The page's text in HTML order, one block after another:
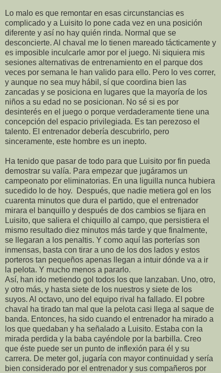
Lo malo es que remontar en esas circunstancias es
complicado y a Luisito lo pone cada vez en una posición
diferente y así no hay quién rinda. Normal que se
desconcierte. Al chaval me lo tienen mareado tácticamente y
es imposible inculcarle amor por el juego. Ni siquiera mis
sesiones alternativas de entrenamiento en el parque dos
veces por semana le han valido para ello. Pero lo ves correr,
y aunque no sea muy hábil, sí que coordina bien las
zancadas y se posiciona en lugares que la mayoría de los
niños a su edad no se posicionan. No sé si es por
desinterés en el juego o porque verdaderamente tiene una
concepción del espacio privilegiada. Es tan perezoso el
talento. El entrenador debería descubrirlo, pero
sinceramente, este hombre es un inepto.
Ha tenido que pasar de todo para que Luisito por fin pueda
demostrar su valía. Para empezar que jugáramos un
campeonato por eliminatorias. En una liguilla nunca hubiera
sucedido lo de hoy.
Después, que nadie metiera gol en los
cuarenta minutos que dura el partido, que el entrenador
mirara el banquillo y después de dos cambios se fijara en
Luisito, que saliera el chiquillo al campo, que persistiera el
mismo resultado diez minutos más tarde y que finalmente,
se llegaran a los penaltis. Y como aquí las porterías son
inmensas, basta con tirar a uno de los dos lados y estos
porteros tan pequeños apenas llegan a intuir dónde va a ir
la pelota. Y mucho menos a pararlo.
Así, han ido metiendo gol todos los que lanzaban. Uno, otro,
y otro más, y hasta siete de los nuestros y siete de los
suyos. Al octavo, uno del equipo rival ha fallado. El pobre
chaval ha tirado tan mal que la pelota casi llega al saque de
banda. Entonces, ha sido cuando el entrenador ha mirado a
los que quedaban y ha señalado a Luisito. Estaba con la
mirada perdida y la baba cayéndole por la barbilla. Creo
que éste puede ser un punto de inflexión para él y su
carrera. De meter gol, jugaría con mayor continuidad y sería
bien considerado por el entrenador y sus compañeros por